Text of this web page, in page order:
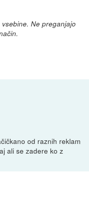
Ne preganjajo
od raznih reklam
ali se zadere ko z